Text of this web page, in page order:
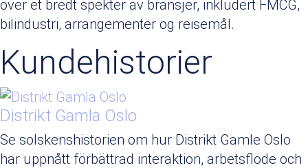
over et bredt spekter av bransjer, inkludert FMCG,
bilindustri, arrangementer og reisemål.
Kundehistorier
Distrikt Gamla Oslo
Se solskenshistorien om hur Distrikt Gamle Oslo
har uppnått förbättrad interaktion, arbetsflöde och